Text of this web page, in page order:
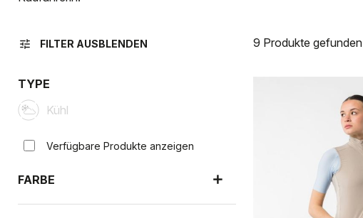
tune FILTER AUSBLENDEN 9 Produkte gefunden
TYPE
Kühl
Verfügbare Produkte anzeigen
FARBE